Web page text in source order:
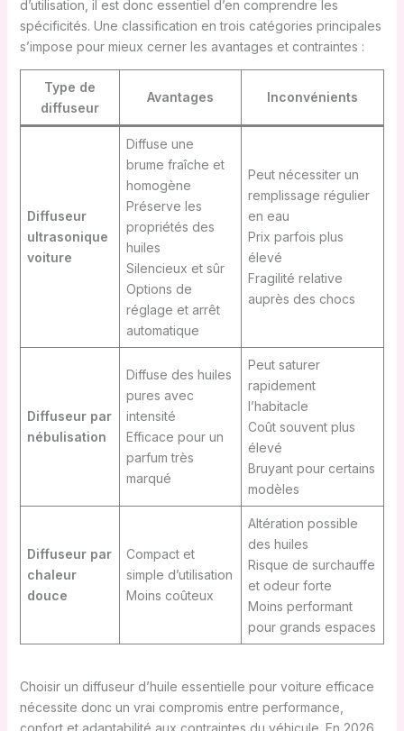
d’utilisation, il est donc essentiel d’en comprendre les
spécificités. Une classification en trois catégories principales
s’impose pour mieux cerner les avantages et contraintes :
Type de
diffuseur
Avantages Inconvénients
Diffuseur
ultrasonique
voiture
Diffuse une
brume fraîche et
homogène
Préserve les
propriétés des
huiles
Silencieux et sûr
Options de
réglage et arrêt
automatique
Peut nécessiter un
remplissage régulier
en eau
Prix parfois plus
élevé
Fragilité relative
auprès des chocs
Diffuseur par
nébulisation
Diffuse des huiles
pures avec
intensité
Efficace pour un
parfum très
marqué
Peut saturer
rapidement
l’habitacle
Coût souvent plus
élevé
Bruyant pour certains
modèles
Diffuseur par
chaleur
douce
Compact et
simple d’utilisation
Moins coûteux
Altération possible
des huiles
Risque de surchauffe
et odeur forte
Moins performant
pour grands espaces
Choisir un diffuseur d’huile essentielle pour voiture efficace
nécessite donc un vrai compromis entre performance,
confort et adaptabilité aux contraintes du véhicule. En 2026,